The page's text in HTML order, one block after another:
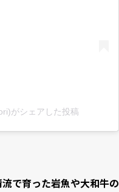
がシェアした投稿
で育った岩魚や大和牛の